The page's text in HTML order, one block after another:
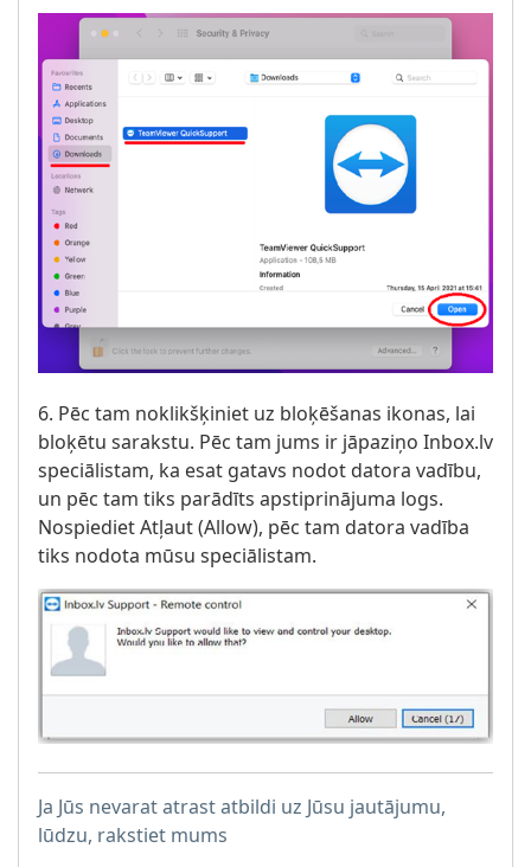
6. Pēc tam noklikšķiniet uz bloķēšanas ikonas, lai
bloķētu sarakstu. Pēc tam jums ir jāpaziņo Inbox.lv
speciālistam, ka esat gatavs nodot datora vadību,
un pēc tam tiks parādīts apstiprinājuma logs.
Nospiediet Atļaut (Allow), pēc tam datora vadība
tiks nodota mūsu speciālistam.
Ja Jūs nevarat atrast atbildi uz Jūsu jautājumu,
lūdzu, rakstiet mums